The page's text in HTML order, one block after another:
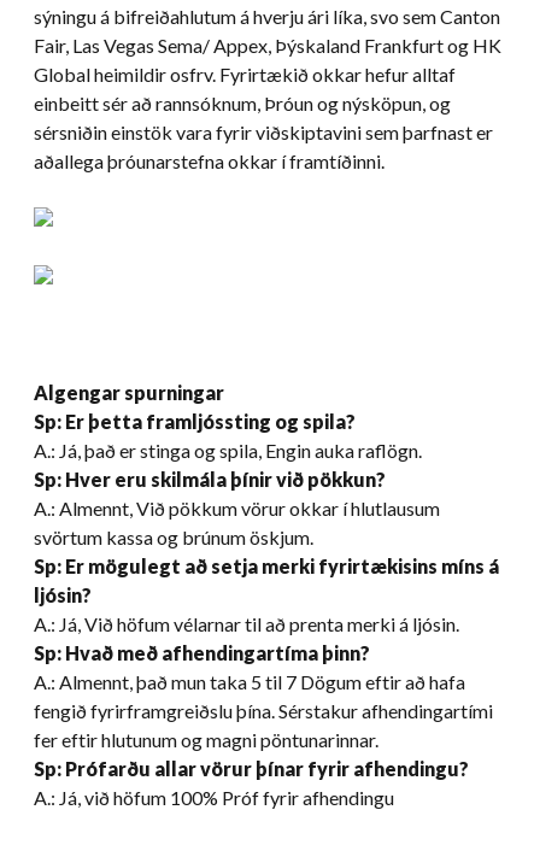
sýningu á bifreiðahlutum á hverju ári líka, svo sem Canton
Fair, Las Vegas Sema/ Appex, Þýskaland Frankfurt og HK
Global heimildir osfrv. Fyrirtækið okkar hefur alltaf
einbeitt sér að rannsóknum, Þróun og nýsköpun, og
sérsniðin einstök vara fyrir viðskiptavini sem þarfnast er
aðallega þróunarstefna okkar í framtíðinni.
Algengar spurningar
Sp: Er þetta framljóssting og spila?
A.: Já, það er stinga og spila, Engin auka raflögn.
Sp: Hver eru skilmála þínir við pökkun?
A.: Almennt, Við pökkum vörur okkar í hlutlausum
svörtum kassa og brúnum öskjum.
Sp: Er mögulegt að setja merki fyrirtækisins míns á
ljósin?
A.: Já, Við höfum vélarnar til að prenta merki á ljósin.
Sp: Hvað með afhendingartíma þinn?
A.: Almennt, það mun taka 5 til 7 Dögum eftir að hafa
fengið fyrirframgreiðslu þína. Sérstakur afhendingartími
fer eftir hlutunum og magni pöntunarinnar.
Sp: Prófarðu allar vörur þínar fyrir afhendingu?
A.: Já, við höfum 100% Próf fyrir afhendingu